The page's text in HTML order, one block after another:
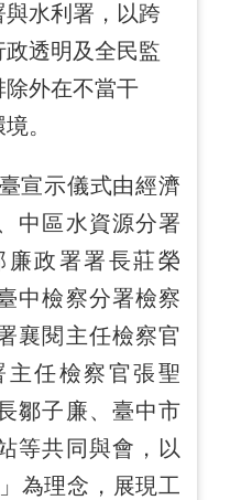
水利署，以跨
透明及全民監
外在不當干
。
示儀式由經濟
中區水資源分署
廉政署署長莊榮
中檢察分署檢察
襄閱主任檢察官
任檢察官張聖
鄒子廉、臺中市
等共同與會，以
為理念，展現工